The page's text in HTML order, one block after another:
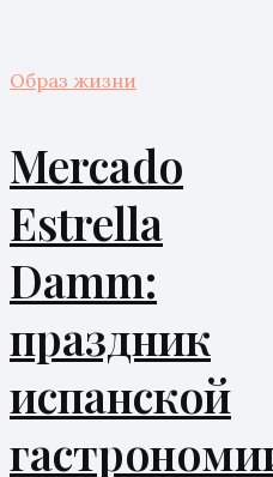
Образ жизни
Mercado
Estrella
Damm:
праздник
испанской